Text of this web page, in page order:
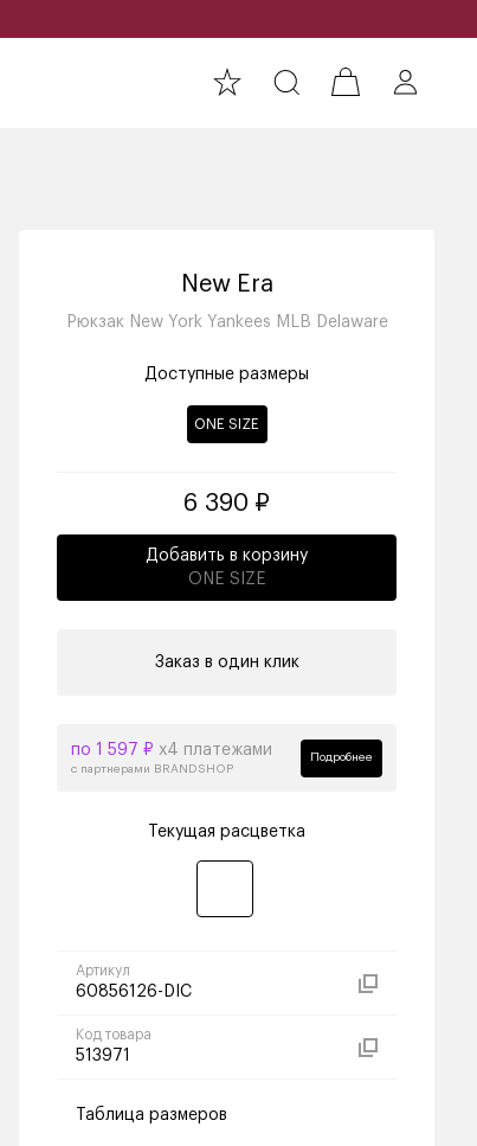
New Era
Рюкзак New York Yankees MLB Delaware
Доступные размеры
ONE SIZE
6 390 ₽
Добавить в корзину
ONE SIZE
Заказ в один клик
по 1 597 ₽ х4 платежами
с партнерами BRANDSHOP
Подробнее
Текущая расцветка
Артикул
60856126-DIC
Код товара
513971
Таблица размеров